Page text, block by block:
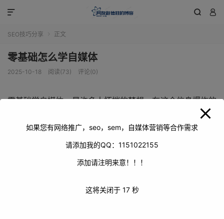
 

SEO技巧分享 正文
零基础怎么学自媒体
2025-10-18 阅读(73) 评论(0)
零基础学自媒体，是许多人怀揣的梦想。在这个信息爆炸的
时代，自媒体为普通人提供了展示自我、分享生活、甚至实
现价值的舞台。对于毫无经验的新手而言，虽前路充满未
知，但只要掌握正确方法，循序渐进，也能在自媒体领域开
如果您有网络推广，seo，sem，自媒体营销等合作需求
请添加我的QQ：1151022155
添加请注明来意！！！
这将关闭于 17秒